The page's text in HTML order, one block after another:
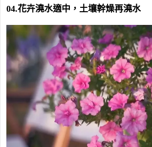
04.花卉澆水適中，土壤幹燥再澆水